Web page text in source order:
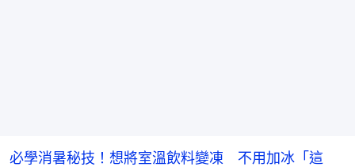
必學消暑秘技！想將室溫飲料變凍 不用加冰「這